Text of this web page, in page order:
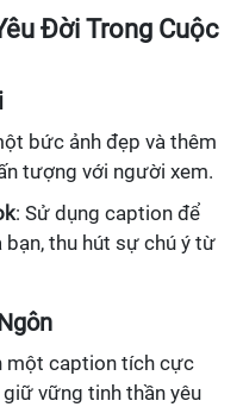
Đời Trong Cuộc
bức ảnh đẹp và thêm
tượng với người xem.
: Sử dụng caption để
thu hút sự chú ý từ
một caption tích cực
vững tinh thần yêu